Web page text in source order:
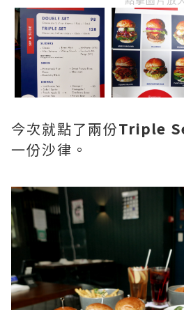
今次就點了兩份Triple
一份沙律。